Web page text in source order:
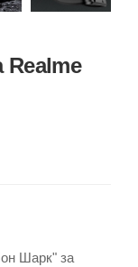
Шарк" за